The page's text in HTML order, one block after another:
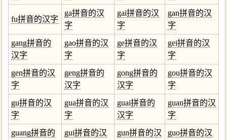
fu拼音的汉字
ga拼音的汉
字
gai拼音的汉
字
gan拼音的汉
字
gang拼音的
汉字
gao拼音的汉
字
ge拼音的汉
字
gei拼音的汉
字
gen拼音的汉
字
geng拼音的
汉字
gong拼音的
汉字
gou拼音的汉
字
gu拼音的汉
字
gua拼音的汉
字
guai拼音的
汉字
guan拼音的汉
字
guang拼音的
gui拼音的汉
gun拼音的汉
guo拼音的汉